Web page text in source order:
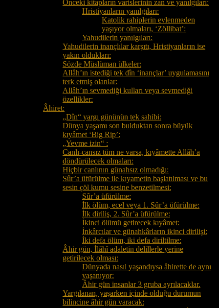
Önceki kitapların varislerinin zan ve yanılgıları:
Hristiyanların yanılgıları:
Katolik rahiplerin evlenmeden
yaşıyor olmaları, ‘Zöllibat’:
Yahudilerin yanılgıları:
Yahudilerin inançlılar karşıtı, Hristiyanların ise
yakın oldukları:
Sözde Müslüman ülkeler:
Allâh’ın istediği tek dîn ‘inançlar’ uygulamasını
terk etmiş olanlar:
Allâh’ın sevmediği kulları veya sevmediği
özellikler:
Âhiret:
„Dîn“ yargı gününün tek sahibi:
Dünya yaşamı son bulduktan sonra büyük
kıyâmet ‘Big Rip’:
„Yevme izin“ :
Canlı-cansız tüm ne varsa, kıyâmette Allâh’a
döndürülecek olmaları:
Hiçbir canlının günahsız olmadığı:
Sûr’a üfürülme ile kıyametin başlatılması ve bu
sesin çöl kumu sesine benzetilmesi:
Sûr’a üfürülme:
İlk ölüm, ecel veya 1. Sûr’a üfürülme:
İlk diriliş, 2. Sûr’a üfürülme:
İkinci ölümü getirecek kıyâmet:
İnkârcılar ve günahkârların ikinci dirilişi:
İki defa ölüm, iki defa diriltilme:
Âhir gün, İlâhî adaletin delillerle yerine
getirilecek olması:
Dünyada nasıl yaşandıysa âhirette de aynı
yaşanıyor:
Âhir gün insanlar 3 gruba ayrılacaklar.
Yargılanan, yaşarken içinde olduğu durumun
bilincine âhir gün varacak: